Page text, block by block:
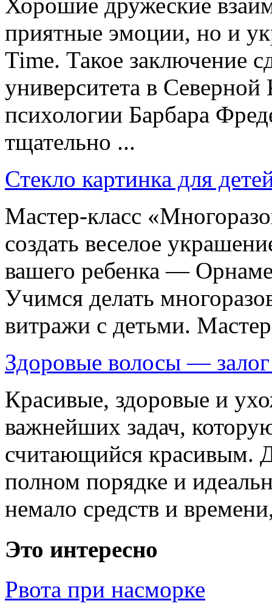
Хорошие дружеские
приятные эмоции, но и
Time. Такое заключение
университета в
психологии Барбара
тщательно ...
Стекло картинка для
Мастер-класс
создать веселое
вашего ребенка —
Учимся делать
витражи с детьми.
Здоровые волосы —
Красивые, здоровые и
важнейших задач,
считающийся красивым.
полном порядке и
немало средств и
Это интересно
Рвота при насморке